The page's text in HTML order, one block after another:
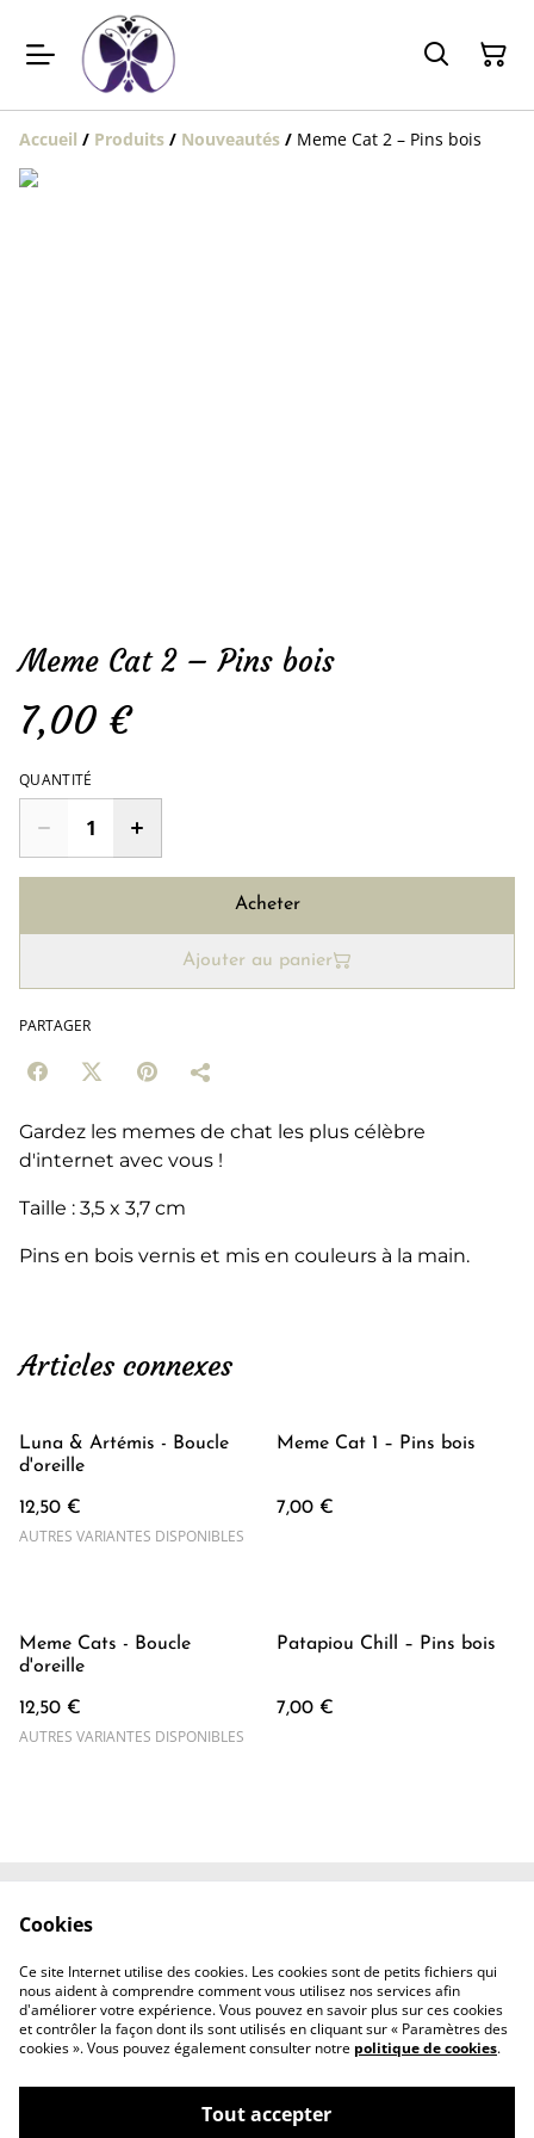
Accueil / Produits / Nouveautés / Meme Cat 2 – Pins bois
Meme Cat 2 – Pins bois
7,00 €
QUANTITÉ
Acheter
Ajouter au panier
PARTAGER
Gardez les memes de chat les plus célèbre
d'internet avec vous !
Taille : 3,5 x 3,7 cm
Pins en bois vernis et mis en couleurs à la main.
Articles connexes
Luna & Artémis - Boucle
d'oreille
12,50 €
AUTRES VARIANTES DISPONIBLES
Meme Cat 1 – Pins bois
7,00 €
Meme Cats - Boucle
d'oreille
12,50 €
AUTRES VARIANTES DISPONIBLES
Patapiou Chill – Pins bois
7,00 €
confidentialité
Cookies
Ce site Internet utilise des cookies. Les cookies sont de petits fichiers qui
nous aident à comprendre comment vous utilisez nos services afin
d'améliorer votre expérience. Vous pouvez en savoir plus sur ces cookies
et contrôler la façon dont ils sont utilisés en cliquant sur « Paramètres des
cookies ». Vous pouvez également consulter notre politique de cookies.
Tout accepter